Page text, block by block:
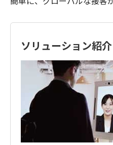
ソリューション紹介